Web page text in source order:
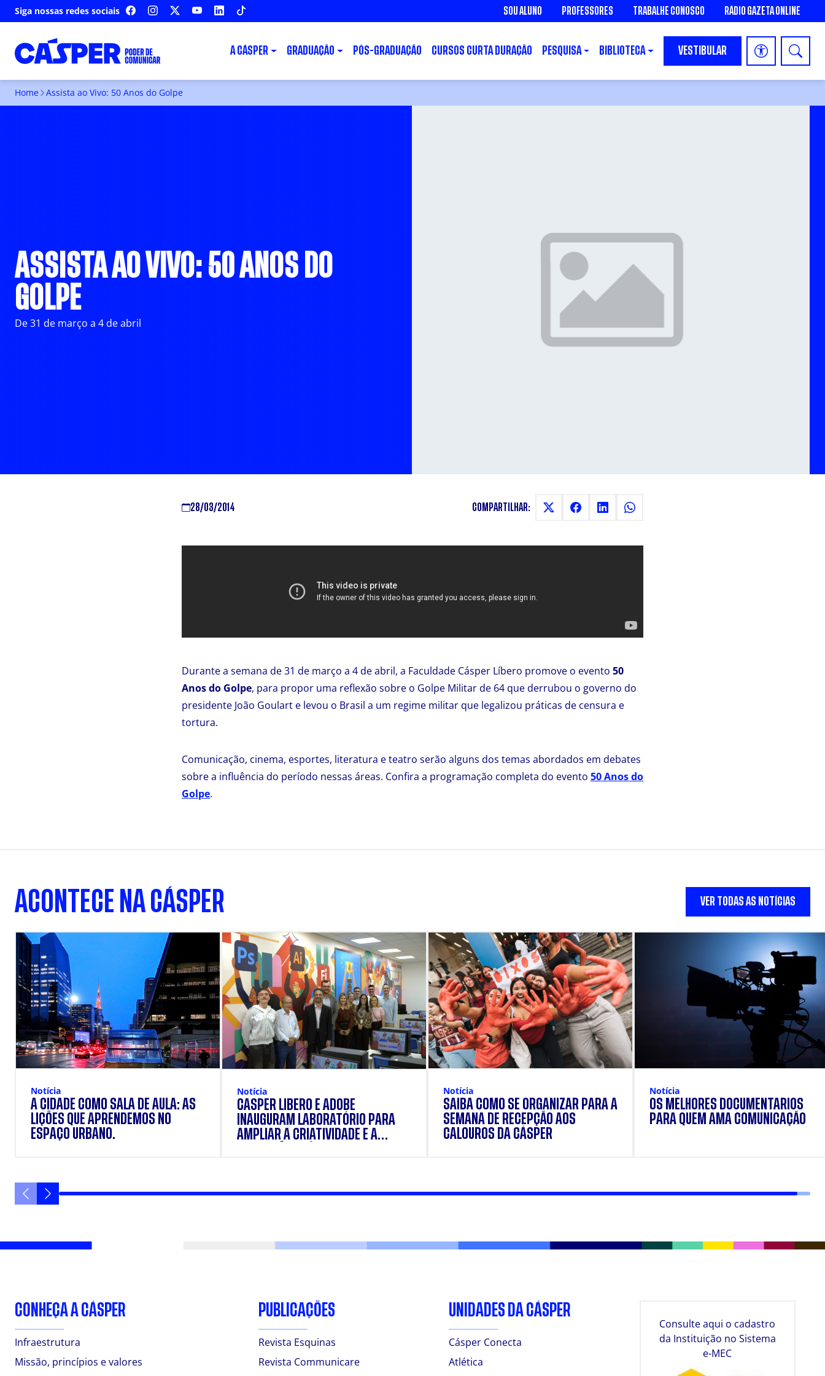
Siga nossas redes sociais FACEBOOKINSTAGRAM YOUTUBELINKEDIN SOU ALUNO PROFESSORES TRABALHE CONOSCO RÁDIO GAZETA ONLINE
A CÁSPER GRADUAÇÃO PÓS-GRADUAÇÃO CURSOS CURTA DURAÇÃO PESQUISA BIBLIOTECA VESTIBULAR
Home Assista ao Vivo: 50 Anos do Golpe
ASSISTA AO VIVO: 50 ANOS DO
GOLPE
De 31 de março a 4 de abril
28/03/2014 COMPARTILHAR:
Durante a semana de 31 de março a 4 de abril, a Faculdade Cásper Líbero promove o evento 50
Anos do Golpe, para propor uma reflexão sobre o Golpe Militar de 64 que derrubou o governo do
presidente João Goulart e levou o Brasil a um regime militar que legalizou práticas de censura e
tortura.
Comunicação, cinema, esportes, literatura e teatro serão alguns dos temas abordados em debates
sobre a influência do período nessas áreas. Confira a programação completa do evento 50 Anos do
Golpe.
ACONTECE NA CÁSPER VER TODAS AS NOTÍCIAS
Notícia
A CIDADE COMO SALA DE AULA: AS
LIÇÕES QUE APRENDEMOS NO
ESPAÇO URBANO.
Notícia
CÁSPER LÍBERO E ADOBE
INAUGURAM LABORATÓRIO PARA
AMPLIAR A CRIATIVIDADE E A
Notícia
SAIBA COMO SE ORGANIZAR PARA A
SEMANA DE RECEPÇÃO AOS
CALOUROS DA CÁSPER
Notícia
OS MELHORES DOCUMENTÁRIOS
PARA QUEM AMA COMUNICAÇÃO
CONHEÇA A CÁSPER
Infraestrutura
Missão, princípios e valores
PUBLICAÇÕES
Revista Esquinas
Revista Communicare
UNIDADES DA CÁSPER
Cásper Conecta
Atlética
Consulte aqui o cadastro
da Instituição no Sistema
e-MEC